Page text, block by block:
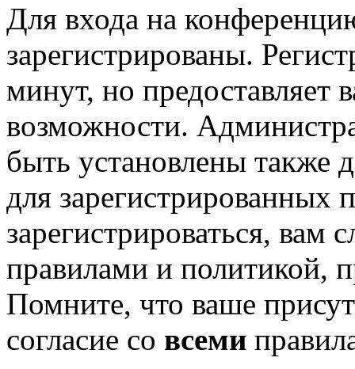
Для входа на
зарегистрированы.
минут, но предоставляет
возможности.
быть установлены также
для зарегистрированных
зарегистрироваться, вам
правилами и политикой,
Помните, что ваше
согласие со всеми